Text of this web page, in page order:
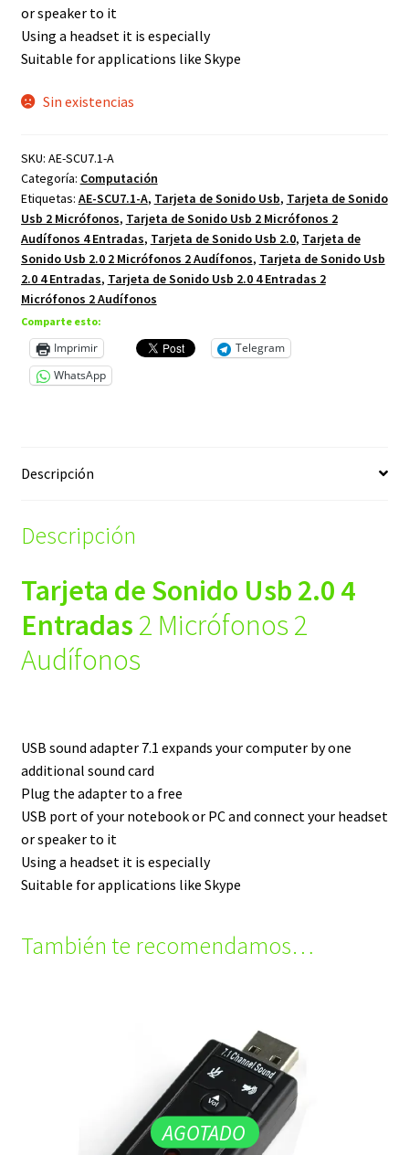
or speaker to it
Using a headset it is especially
Suitable for applications like Skype
Sin existencias
SKU: AE-SCU7.1-A
Categoría: Computación
Etiquetas: AE-SCU7.1-A, Tarjeta de Sonido Usb, Tarjeta de Sonido
Usb 2 Micrófonos, Tarjeta de Sonido Usb 2 Micrófonos 2
Audífonos 4 Entradas, Tarjeta de Sonido Usb 2.0, Tarjeta de
Sonido Usb 2.0 2 Micrófonos 2 Audífonos, Tarjeta de Sonido Usb
2.0 4 Entradas, Tarjeta de Sonido Usb 2.0 4 Entradas 2
Micrófonos 2 Audífonos
Comparte esto:
Imprimir
Telegram
WhatsApp
Descripción
Descripción
Tarjeta de Sonido Usb 2.0 4
Entradas 2 Micrófonos 2
Audífonos
USB sound adapter 7.1 expands your computer by one
additional sound card
Plug the adapter to a free
USB port of your notebook or PC and connect your headset
or speaker to it
Using a headset it is especially
Suitable for applications like Skype
También te recomendamos…
AGOTADO